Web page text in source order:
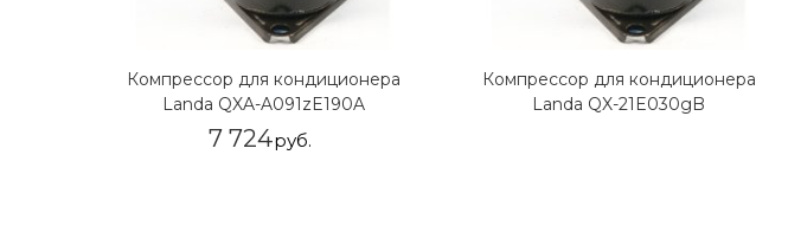
Компрессор для кондиционера
Landa QXA-A091zE190A
7 724руб.
Компрессор для кондиционера
Landa QX-21E030gB